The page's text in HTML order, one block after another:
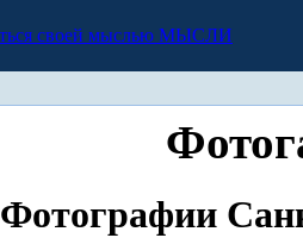
МЫСЛИ
Фотографии